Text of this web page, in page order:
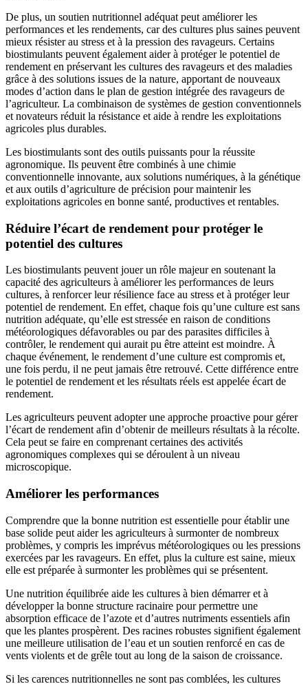
De plus, un soutien nutritionnel adéquat peut améliorer les
performances et les rendements, car des cultures plus saines peuvent
mieux résister au stress et à la pression des ravageurs. Certains
biostimulants peuvent également aider à protéger le potentiel de
rendement en préservant les cultures des ravageurs et des maladies
grâce à des solutions issues de la nature, apportant de nouveaux
modes d’action dans le plan de gestion intégrée des ravageurs de
l’agriculteur. La combinaison de systèmes de gestion conventionnels
et novateurs réduit la résistance et aide à rendre les exploitations
agricoles plus durables.
Les biostimulants sont des outils puissants pour la réussite
agronomique. Ils peuvent être combinés à une chimie
conventionnelle innovante, aux solutions numériques, à la génétique
et aux outils d’agriculture de précision pour maintenir les
exploitations agricoles en bonne santé, productives et rentables.
Réduire l’écart de rendement pour protéger le
potentiel des cultures
Les biostimulants peuvent jouer un rôle majeur en soutenant la
capacité des agriculteurs à améliorer les performances de leurs
cultures, à renforcer leur résilience face au stress et à protéger leur
potentiel de rendement. En effet, chaque fois qu’une culture est sans
nutrition adéquate, qu’elle est stressée en raison de conditions
météorologiques défavorables ou par des parasites difficiles à
contrôler, le rendement qui aurait pu être atteint est moindre. À
chaque événement, le rendement d’une culture est compromis et,
une fois perdu, il ne peut jamais être retrouvé. Cette différence entre
le potentiel de rendement et les résultats réels est appelée écart de
rendement.
Les agriculteurs peuvent adopter une approche proactive pour gérer
l’écart de rendement afin d’obtenir de meilleurs résultats à la récolte.
Cela peut se faire en comprenant certaines des activités
agronomiques complexes qui se déroulent à un niveau
microscopique.
Améliorer les performances
Comprendre que la bonne nutrition est essentielle pour établir une
base solide peut aider les agriculteurs à surmonter de nombreux
problèmes, y compris les imprévus météorologiques ou les pressions
exercées par les ravageurs. En effet, plus la culture est saine, mieux
elle est préparée à surmonter les problèmes qui se présentent.
Une nutrition équilibrée aide les cultures à bien démarrer et à
développer la bonne structure racinaire pour permettre une
absorption efficace de l’azote et d’autres nutriments essentiels afin
que les plantes prospèrent. Des racines robustes signifient également
une meilleure utilisation de l’eau et un soutien renforcé en cas de
vents violents et de grêle tout au long de la saison de croissance.
Si les carences nutritionnelles ne sont pas comblées, les cultures